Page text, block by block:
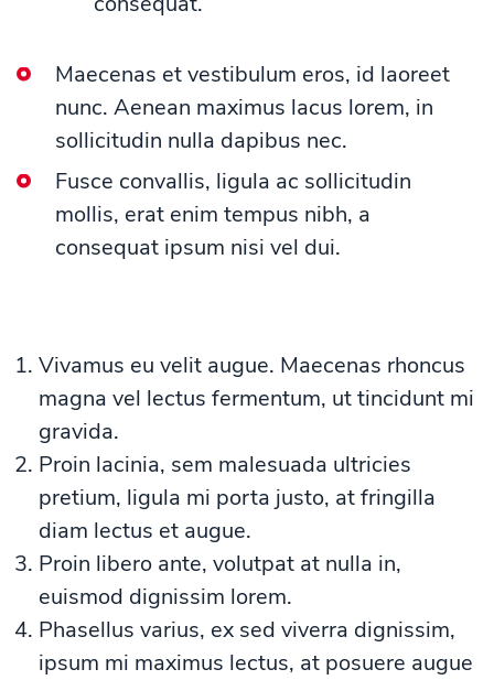
Maecenas et vestibulum eros, id laoreet
nunc. Aenean maximus lacus lorem, in
sollicitudin nulla dapibus nec.
Fusce convallis, ligula ac sollicitudin
mollis, erat enim tempus nibh, a
consequat ipsum nisi vel dui.
Vivamus eu velit augue. Maecenas rhoncus
magna vel lectus fermentum, ut tincidunt mi
gravida.
Proin lacinia, sem malesuada ultricies
pretium, ligula mi porta justo, at fringilla
diam lectus et augue.
Proin libero ante, volutpat at nulla in,
euismod dignissim lorem.
Phasellus varius, ex sed viverra dignissim,
ipsum mi maximus lectus, at posuere augue